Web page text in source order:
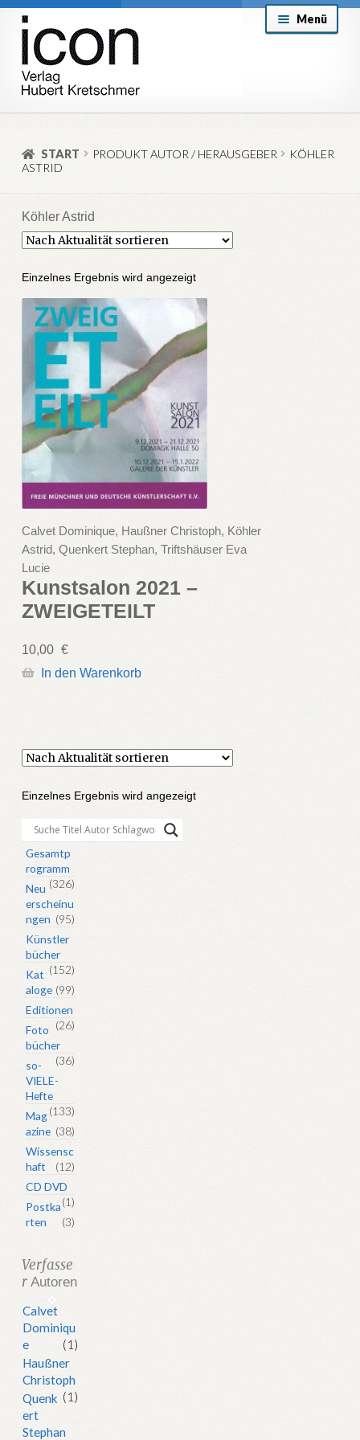
Zur
Navigation
springen
Zum
Inhalt
springen
Menü
About
Versand & Lieferung
Aktuell
START PRODUKT AUTOR / HERAUSGEBER
KÖHLER
ASTRID
Köhler Astrid
Einzelnes Ergebnis wird angezeigt
Calvet Dominique, Haußner Christoph, Köhler
Astrid, Quenkert Stephan, Triftshäuser Eva
Lucie
Kunstsalon 2021 –
ZWEIGETEILT
10,00 €
In den Warenkorb
Einzelnes Ergebnis wird angezeigt
Gesamtp
rogramm
(326)
Neu
erscheinu
ngen (95)
Künstler
bücher
(152)
Kat
aloge (99)
Editionen
(26)
Foto
bücher
(36)
so-
VIELE-
Hefte
(133)
Mag
azine (38)
Wissensc
haft
(12)
CD DVD
(1)
Postka
rten
(3)
Verfasse
r Autoren
Calvet
Dominiqu
e
(1)
Haußner
Christoph
(1)
Quenk
ert
Stephan